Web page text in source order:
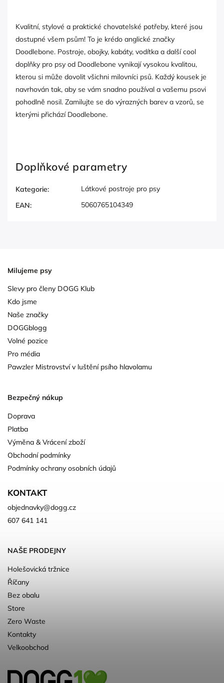
Kvalitní, stylové a praktické chovatelské potřeby, které jsou
dostupné všem psům! To je krédo anglické značky
Doodlebone. Postroje, obojky, kabáty, vodítka a další cool
doplňky pro psy od Doodlebone vynikají vysokou kvalitou,
kterou si může dovolit všichni milovníci psů. Každý kousek je
navrhován tak, aby se vám snadno používal a vašemu psovi
pohodlně nosil. Zamilujte se do výrazných barev a vzorů, se
kterými přichází Doodlebone.
Doplňkové parametry
Kategorie:
Látkové postroje pro psy
EAN: 5060765104349
Milujeme psy
Slevy pro členy DOGG Klub
Kdo jsme
Naše značky
DOGGblogg
Volné pozice
Pro média
Pawzler Mistrovství v luštění psího hlavolamu
Bezpečný nákup
Doprava
Platba
Výměna & Vrácení zboží
Obchodní podmínky
Podmínky ochrany osobních údajů
KONTAKT
objednavky@dogg.cz
607 641 141
NAŠE PRODEJNY
Holešovická tržnice
Říčany
Bez obalu
Store
Zero Waste
Kontakty
Velkoobchod